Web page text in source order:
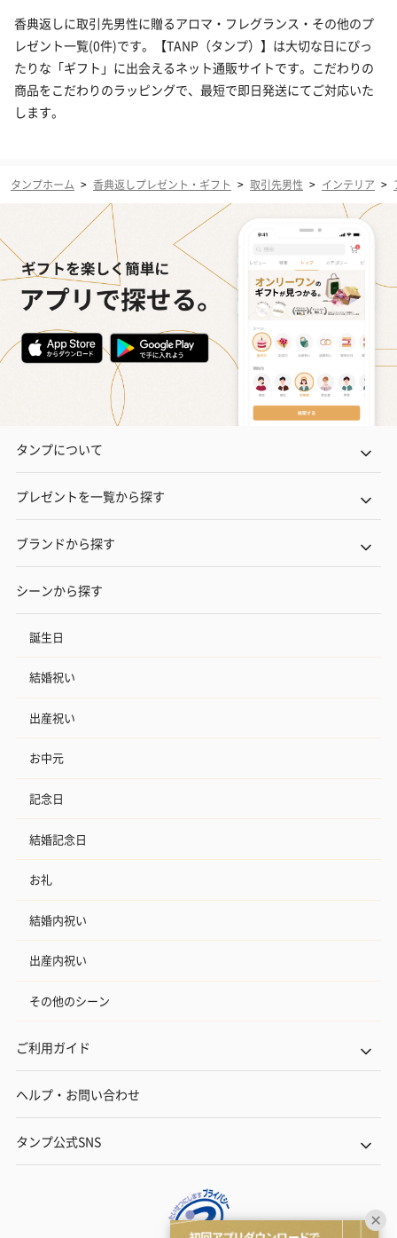
香典返しに取引先男性に贈るアロマ・フレグランス・その他のプ
レゼント一覧(0件)です。【TANP（タンプ）】は大切な日にぴっ
たりな「ギフト」に出会えるネット通販サイトです。こだわりの
商品をこだわりのラッピングで、最短で即日発送にてご対応いた
します。
タンプホーム > 香典返しプレゼント・ギフト > 取引先男性 > インテリア >
タンプについて
プレゼントを一覧から探す
ブランドから探す
シーンから探す
誕生日
結婚祝い
出産祝い
お中元
記念日
結婚記念日
お礼
結婚内祝い
出産内祝い
その他のシーン
ご利用ガイド
ヘルプ・お問い合わせ
タンプ公式SNS